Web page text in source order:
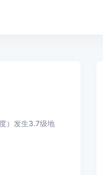
）发生3.7级地